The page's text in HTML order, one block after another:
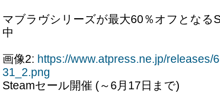
マブラヴシリーズが最大60％オフとなる
中
画像2: https://www.atpress.ne.jp/releases/
31_2.png
Steamセール開催 (～6月17日まで)